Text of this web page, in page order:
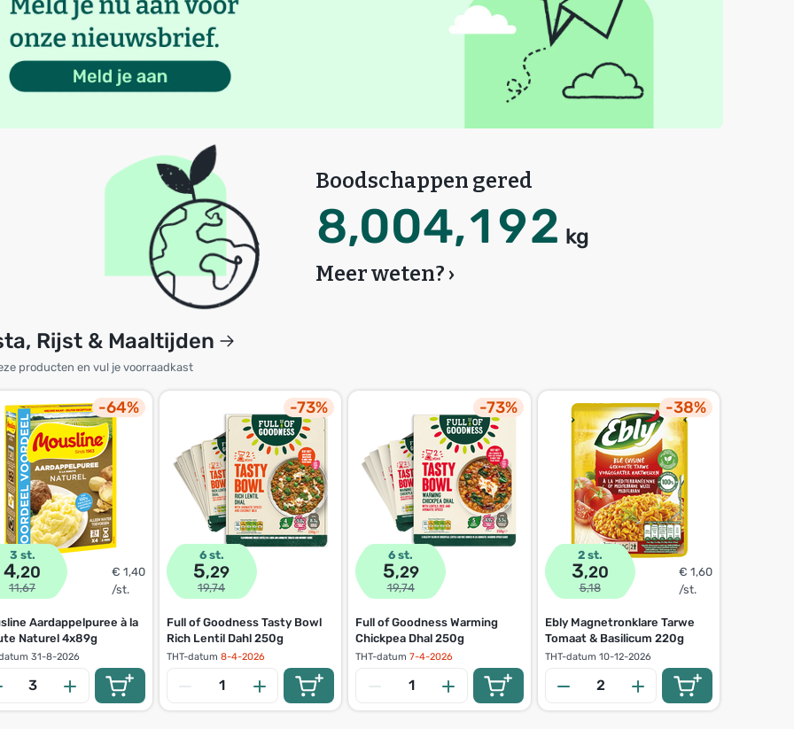
Boodschappen gered
8,004,192 kg
Meer weten? ›
Rijst & Maaltijden
producten en vul je voorraadkast
-64%
3 st.
4,20
11,67
€ 1,40
/st.
Aardappelpuree à la
Naturel 4x89g
31-8-2026
-73%
6 st.
5,29
19,74
Full of Goodness Tasty Bowl
Rich Lentil Dahl 250g
THT-datum 8-4-2026
-73%
6 st.
5,29
19,74
Full of Goodness Warming
Chickpea Dhal 250g
THT-datum 7-4-2026
-38%
2 st.
3,20
5,18
€ 1,60
/st.
Ebly Magnetronklare Tarwe
Tomaat & Basilicum 220g
THT-datum 10-12-2026